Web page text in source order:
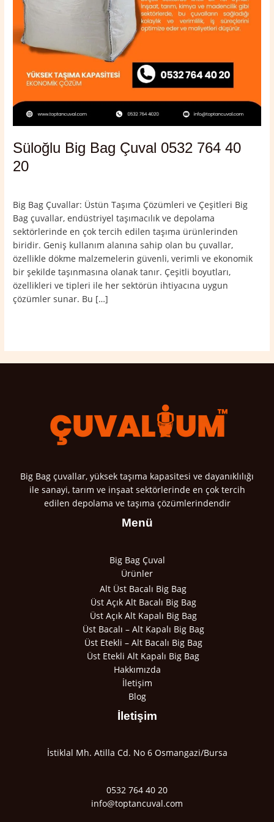
Süloğlu Big Bag Çuval 0532 764 40
20
Big Bag Çuvallar: Üstün Taşıma Çözümleri ve Çeşitleri Big
Bag çuvallar, endüstriyel taşımacılık ve depolama
sektörlerinde en çok tercih edilen taşıma ürünlerinden
biridir. Geniş kullanım alanına sahip olan bu çuvallar,
özellikle dökme malzemelerin güvenli, verimli ve ekonomik
bir şekilde taşınmasına olanak tanır. Çeşitli boyutları,
özellikleri ve tipleri ile her sektörün ihtiyacına uygun
çözümler sunar. Bu […]
Big Bag çuvallar, yüksek taşıma kapasitesi ve dayanıklılığı
ile sanayi, tarım ve inşaat sektörlerinde en çok tercih
edilen depolama ve taşıma çözümlerindendir
Menü
Big Bag Çuval
Ürünler
Alt Üst Bacalı Big Bag
Üst Açık Alt Bacalı Big Bag
Üst Açık Alt Kapalı Big Bag
Üst Bacalı – Alt Kapalı Big Bag
Üst Etekli – Alt Bacalı Big Bag
Üst Etekli Alt Kapalı Big Bag
Hakkımızda
İletişim
Blog
İletişim
İstiklal Mh. Atilla Cd. No 6 Osmangazi/Bursa
0532 764 40 20
info@toptancuval.com